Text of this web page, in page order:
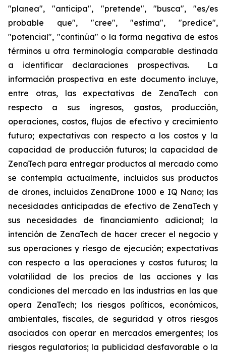
"planea", "anticipa", "pretende", "busca", "es/es
probable que", "cree", "estima", "predice",
"potencial", "continúa" o la forma negativa de estos
términos u otra terminología comparable destinada
a identificar declaraciones prospectivas. La
información prospectiva en este documento incluye,
entre otras, las expectativas de ZenaTech con
respecto a sus ingresos, gastos, producción,
operaciones, costos, flujos de efectivo y crecimiento
futuro; expectativas con respecto a los costos y la
capacidad de producción futuros; la capacidad de
ZenaTech para entregar productos al mercado como
se contempla actualmente, incluidos sus productos
de drones, incluidos ZenaDrone 1000 e IQ Nano; las
necesidades anticipadas de efectivo de ZenaTech y
sus necesidades de financiamiento adicional; la
intención de ZenaTech de hacer crecer el negocio y
sus operaciones y riesgo de ejecución; expectativas
con respecto a las operaciones y costos futuros; la
volatilidad de los precios de las acciones y las
condiciones del mercado en las industrias en las que
opera ZenaTech; los riesgos políticos, económicos,
ambientales, fiscales, de seguridad y otros riesgos
asociados con operar en mercados emergentes; los
riesgos regulatorios; la publicidad desfavorable o la